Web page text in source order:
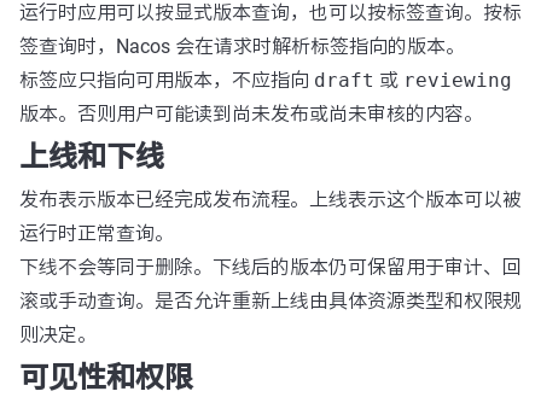
运行时应用可以按显式版本查询，也可以按标签查询。按标
签查询时，Nacos 会在请求时解析标签指向的版本。
标签应只指向可用版本，不应指向 draft 或 reviewing
版本。否则用户可能读到尚未发布或尚未审核的内容。
上线和下线
发布表示版本已经完成发布流程。上线表示这个版本可以被
运行时正常查询。
下线不会等同于删除。下线后的版本仍可保留用于审计、回
滚或手动查询。是否允许重新上线由具体资源类型和权限规
则决定。
可见性和权限